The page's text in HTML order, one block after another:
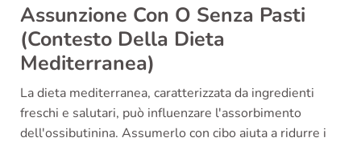
Assunzione Con O Senza Pasti
(Contesto Della Dieta
Mediterranea)
La dieta mediterranea, caratterizzata da ingredienti
freschi e salutari, può influenzare l'assorbimento
dell'ossibutinina. Assumerlo con cibo aiuta a ridurre i